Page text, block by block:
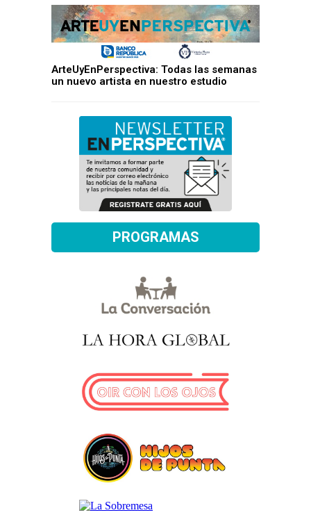
ArteUyEnPerspectiva: Todas las semanas
un nuevo artista en nuestro estudio
PROGRAMAS